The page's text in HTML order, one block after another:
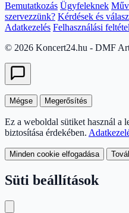
Bemutatkozás Ügyfeleknek
szervezzünk? Kérdések és
Adatkezelés Felhasználási
© 2026 Koncert24.hu - DMF
Mégse Megerősítés
Ez a weboldal sütiket használ a
biztosítása érdekében.
Minden cookie elfogadása
Süti beállítások